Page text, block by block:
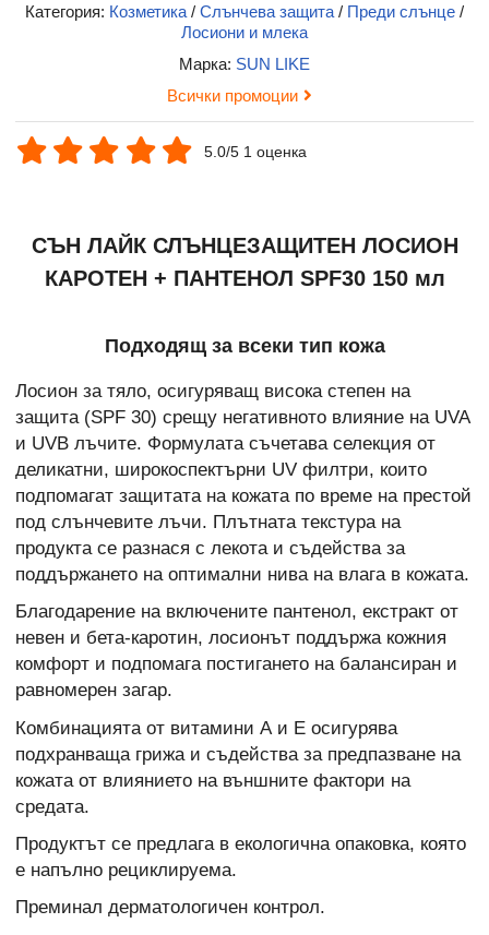
Категория: Козметика / Слънчева защита / Преди слънце /
Лосиони и млека
Марка: SUN LIKE
Всички промоции
5.0/5 1 оценка
СЪН ЛАЙК СЛЪНЦЕЗАЩИТЕН ЛОСИОН
КАРОТЕН + ПАНТЕНОЛ SPF30 150 мл
Подходящ за всеки тип кожа
Лосион за тяло, осигуряващ висока степен на
защита (SPF 30) срещу негативното влияние на UVA
и UVB лъчите. Формулата съчетава селекция от
деликатни, широкоспектърни UV филтри, които
подпомагат защитата на кожата по време на престой
под слънчевите лъчи. Плътната текстура на
продукта се разнася с лекота и съдейства за
поддържането на оптимални нива на влага в кожата.
Благодарение на включените пантенол, екстракт от
невен и бета-каротин, лосионът поддържа кожния
комфорт и подпомага постигането на балансиран и
равномерен загар.
Комбинацията от витамини А и Е осигурява
подхранваща грижа и съдейства за предпазване на
кожата от влиянието на външните фактори на
средата.
Продуктът се предлага в екологична опаковка, която
е напълно рециклируема.
Преминал дерматологичен контрол.